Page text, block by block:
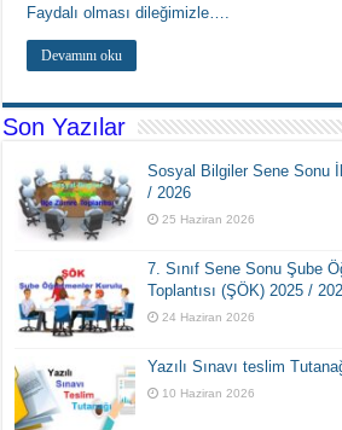
Faydalı olması dileğimizle….
Devamını oku
Son Yazılar
Sosyal Bilgiler Sene Sonu
/ 2026
25 Haziran 2026
7. Sınıf Sene Sonu Şube
Toplantısı (ŞÖK) 2025 /
24 Haziran 2026
Yazılı Sınavı teslim
10 Haziran 2026